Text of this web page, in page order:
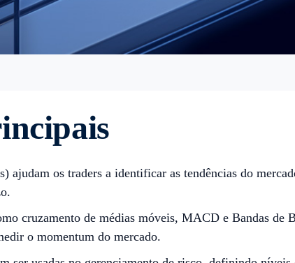
ajudam os traders a identificar as tendências do
cruzamento de médias móveis, MACD e Bandas
o momentum do mercado.